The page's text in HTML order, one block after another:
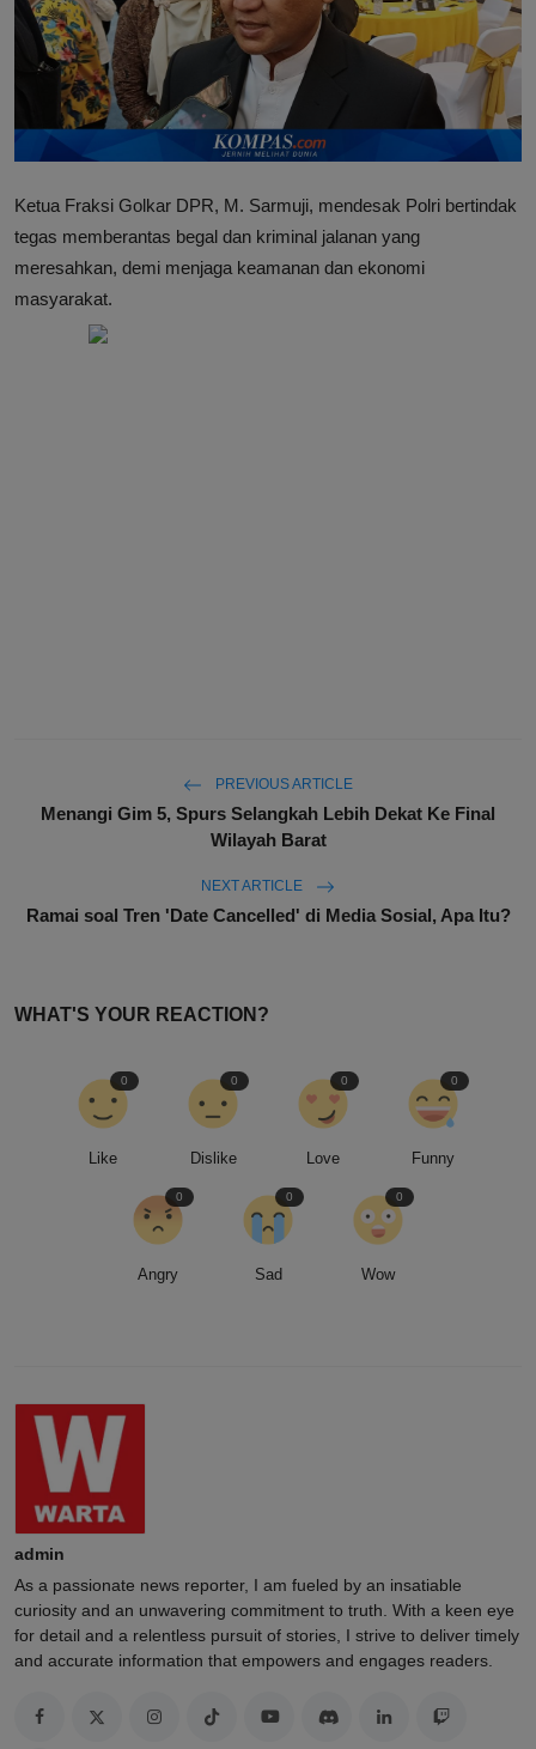
Ketua Fraksi Golkar DPR, M. Sarmuji, mendesak Polri bertindak
tegas memberantas begal dan kriminal jalanan yang
meresahkan, demi menjaga keamanan dan ekonomi
masyarakat.
PREVIOUS ARTICLE
Menangi Gim 5, Spurs Selangkah Lebih Dekat Ke Final
Wilayah Barat
NEXT ARTICLE
Ramai soal Tren 'Date Cancelled' di Media Sosial, Apa Itu?
WHAT'S YOUR REACTION?
Like
0
Dislike
0
Love
0
Funny
0
Angry
0
Sad
0
Wow
0
admin
As a passionate news reporter, I am fueled by an insatiable
curiosity and an unwavering commitment to truth. With a keen eye
for detail and a relentless pursuit of stories, I strive to deliver timely
and accurate information that empowers and engages readers.